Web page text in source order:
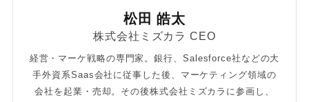
松田 皓太
株式会社ミズカラ CEO
経営・マーケ戦略の専門家。銀行、Salesforce社などの大
手外資系Saas会社に従事した後、マーケティング領域の
会社を起業・売却。その後株式会社ミズカラに参画し、